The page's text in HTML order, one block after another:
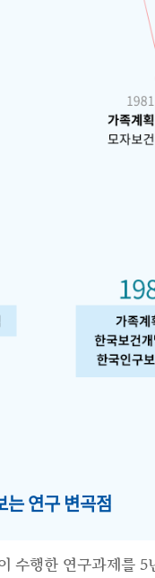
는 연구 변곡점
수행한 연구과제를